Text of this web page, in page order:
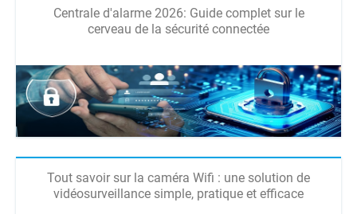
Centrale d'alarme 2026: Guide complet sur le
cerveau de la sécurité connectée
Tout savoir sur la caméra Wifi : une solution de
vidéosurveillance simple, pratique et efficace